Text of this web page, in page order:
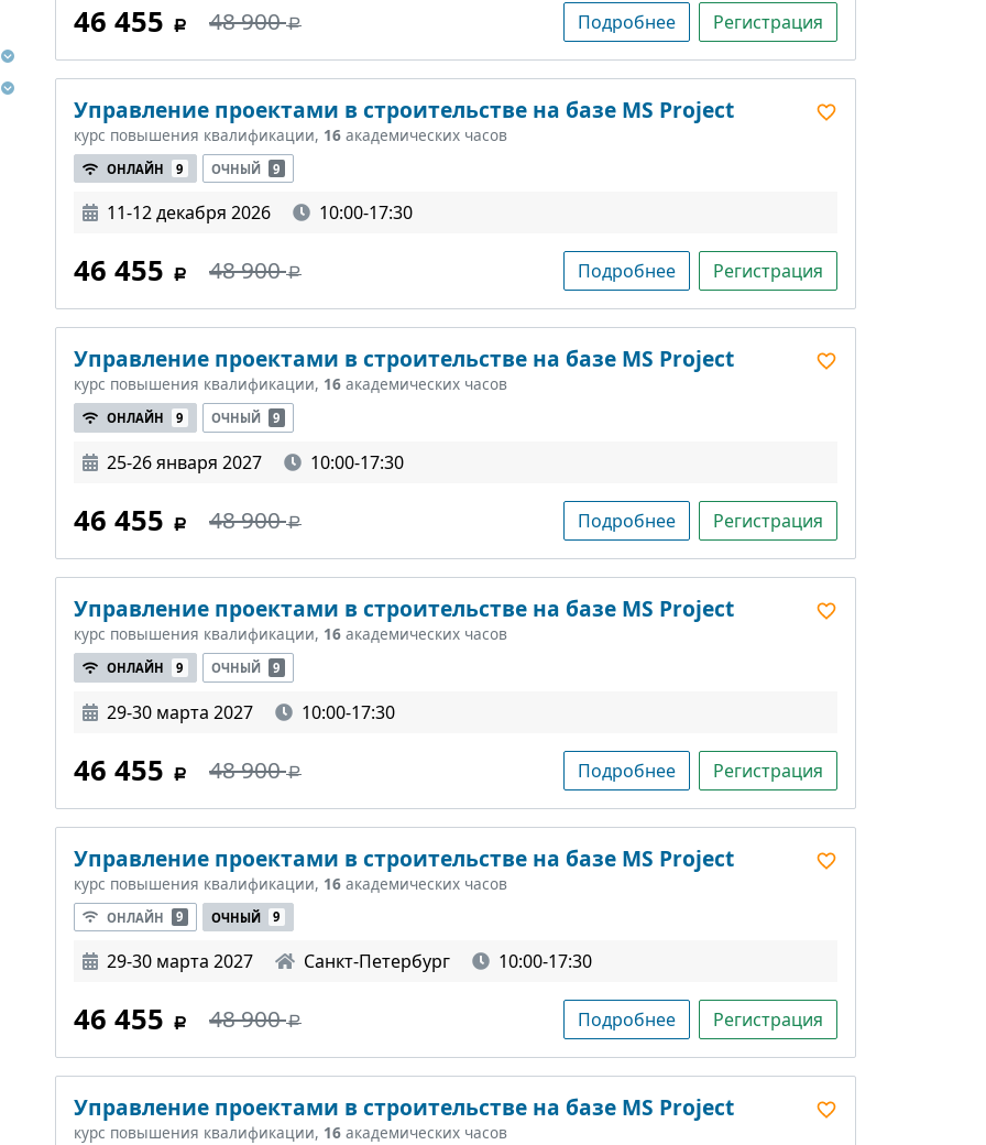
46 455 48 900 Подробнее Регистрация
Управление проектами в строительстве на базе MS Project
курс повышения квалификации, 16 академических часов
ОНЛАЙН 9 ОЧНЫЙ 9
11-12 декабря 2026 10:00-17:30
46 455 48 900 Подробнее Регистрация
Управление проектами в строительстве на базе MS Project
курс повышения квалификации, 16 академических часов
ОНЛАЙН 9 ОЧНЫЙ 9
25-26 января 2027 10:00-17:30
46 455 48 900 Подробнее Регистрация
Управление проектами в строительстве на базе MS Project
курс повышения квалификации, 16 академических часов
ОНЛАЙН 9 ОЧНЫЙ 9
29-30 марта 2027 10:00-17:30
46 455 48 900 Подробнее Регистрация
Управление проектами в строительстве на базе MS Project
курс повышения квалификации, 16 академических часов
ОНЛАЙН 9 ОЧНЫЙ 9
29-30 марта 2027 Санкт-Петербург 10:00-17:30
46 455 48 900 Подробнее Регистрация
Управление проектами в строительстве на базе MS Project
курс повышения квалификации, 16 академических часов